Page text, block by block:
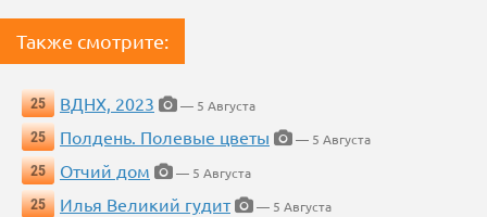
Также смотрите:
25 ВДНХ, 2023
— 5 Августа
25
Полдень. Полевые цветы
— 5 Августа
25
Отчий дом
— 5 Августа
25
Илья Великий гудит
— 5 Августа